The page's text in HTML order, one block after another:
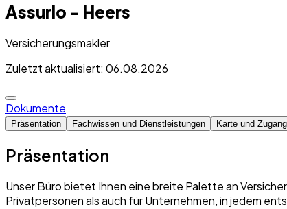
Assurlo - Heers
Versicherungsmakler
Zuletzt aktualisiert: 06.08.2026
Dokumente
Präsentation Fachwissen und Dienstleistungen Karte und
Präsentation
Unser Büro bietet Ihnen eine breite Palette an
Privatpersonen als auch für Unternehmen, in jedem